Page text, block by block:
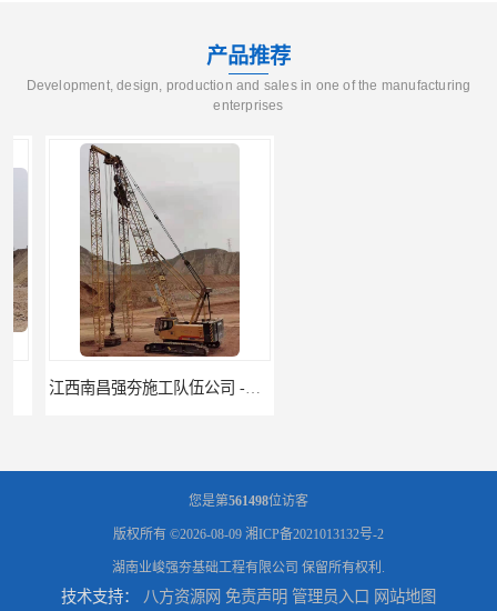
产品推荐
Development, design, production and sales in one of the manufacturing
enterprises
江西南昌强夯施工队伍公司 -湖南业峻强夯基础工程
您是第561498位访客
版权所有 ©2026-08-09 湘ICP备2021013132号-2
湖南业峻强夯基础工程有限公司 保留所有权利.
技术支持： 八方资源网 免责声明 管理员入口 网站地图